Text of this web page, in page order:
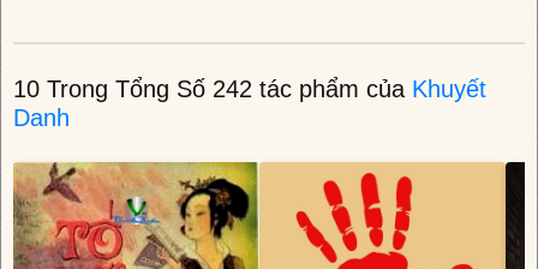
10 Trong Tổng Số 242 tác phẩm của Khuyết
Danh